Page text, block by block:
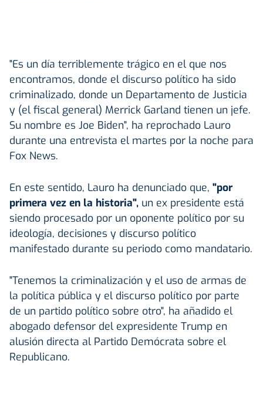
"Es un día terriblemente trágico en el que nos
encontramos, donde el discurso político ha sido
criminalizado, donde un Departamento de Justicia
y (el fiscal general) Merrick Garland tienen un jefe.
Su nombre es Joe Biden", ha reprochado Lauro
durante una entrevista el martes por la noche para
Fox News.
En este sentido, Lauro ha denunciado que, "por
primera vez en la historia", un ex presidente está
siendo procesado por un oponente político por su
ideología, decisiones y discurso político
manifestado durante su periodo como mandatario.
"Tenemos la criminalización y el uso de armas de
la política pública y el discurso político por parte
de un partido político sobre otro", ha añadido el
abogado defensor del expresidente Trump en
alusión directa al Partido Demócrata sobre el
Republicano.